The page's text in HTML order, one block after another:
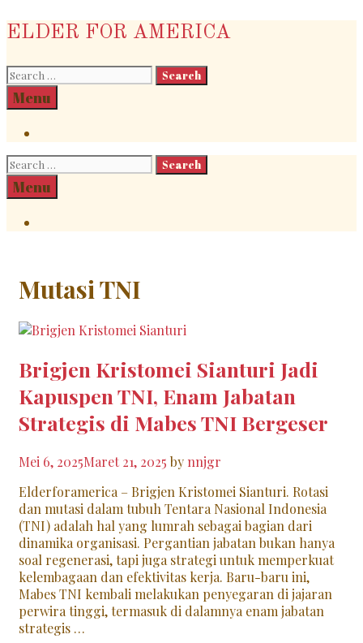
Skip
content
ELDER FOR AMERICA
Search
for:
Search
Menu
Search
for:
Search
Menu
Mutasi TNI
Brigjen Kristomei Sianturi Jadi
Kapuspen TNI, Enam Jabatan
Strategis di Mabes TNI Bergeser
Mei 6, 2025Maret 21, 2025 bynnjgr
Elderforamerica – Brigjen Kristomei Sianturi. Rotasi
dan mutasi dalam tubuh Tentara Nasional Indonesia
(TNI) adalah hal yang lumrah sebagai bagian dari
dinamika organisasi. Pergantian jabatan bukan hanya
soal regenerasi, tapi juga strategi untuk memperkuat
kelembagaan dan efektivitas kerja. Baru-baru ini,
Mabes TNI kembali melakukan penyegaran di jajaran
perwira tinggi, termasuk di dalamnya enam jabatan
strategis …